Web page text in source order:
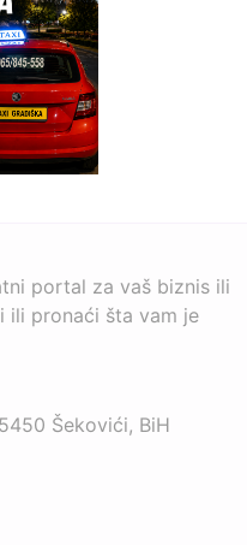
portal za vaš biznis ili
ili pronaći šta vam je
Šekovići, BiH